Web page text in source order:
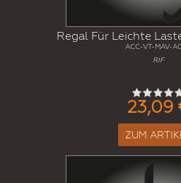
Regal Für Leichte
ACC-VT-MAV-
RIF
23,09
ZUM